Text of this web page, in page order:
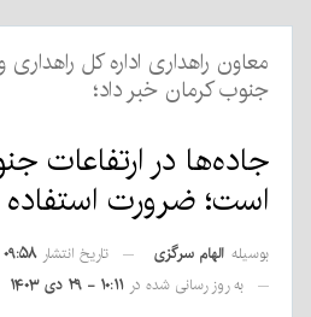
معاون راهداری اداره کل
جنوب کرمان خبر داد؛
جاده‌ها در ارتفاعات
است؛ ضرورت استفاده
بوسیله الهام سرگزی تاریخ انتشار ۰۹:۵۸ - ۲۹ دی ۱۴۰۳
به روز رسانی شده در ۱۰:۱۱ - ۲۹ دی ۱۴۰۳